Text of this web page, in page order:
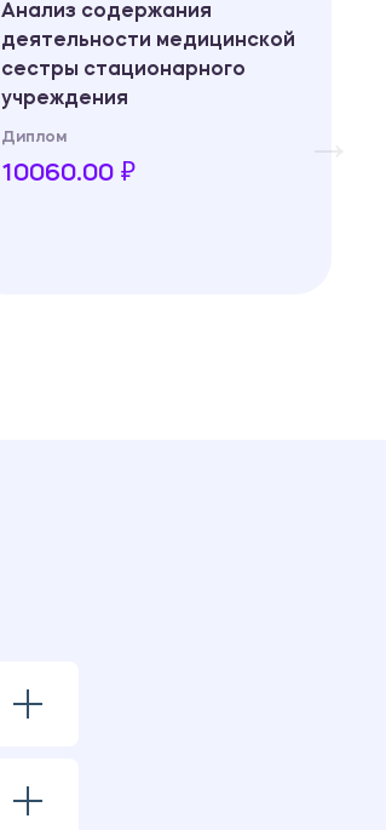
Анализ содержания
деятельности медицинской
сестры стационарного
учреждения
Диплом
10060.00 ₽